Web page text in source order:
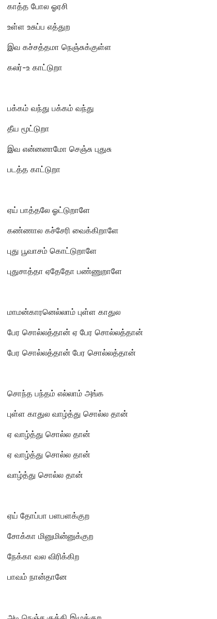
காத்த போல ஓரசி
உள்ள உசுப்ப எத்துற
இவ கச்சத்தமா நெஞ்சுக்குள்ள
கலர்-உ காட்டுறா
பக்கம் வந்து பக்கம் வந்து
தீய மூட்டுறா
இவ என்னனாமோ செஞ்சு புதுசு
படத்த காட்டுறா
ஏய் பாத்தலே ஓட்டுறாளே
கண்ணால கச்சேரி வைக்கிறாளே
புது பூவாசம் கொட்டுறாளே
புதுசாத்தா ஏதேதோ பண்ணுறாளே
மாமன்காரனெல்லாம் புள்ள காதுல
பேர சொல்லத்தான் ஏ பேர சொல்லத்தான்
பேர சொல்லத்தான் பேர சொல்லத்தான்
சொந்த பந்தம் எல்லாம் அங்க
புள்ள காதுல வாழ்த்து சொல்ல தான்
ஏ வாழ்த்து சொல்ல தான்
ஏ வாழ்த்து சொல்ல தான்
வாழ்த்து சொல்ல தான்
ஏய் தோப்பா பளபளக்குற
சோக்கா மினுமின்னுக்குற
நேக்கா வல விரிக்கிற
பாவம் நான்தானே